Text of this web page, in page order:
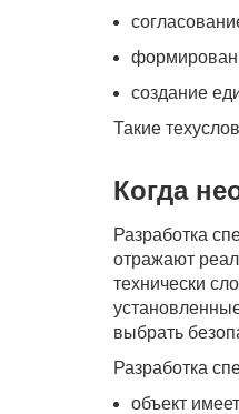
создание
Такие
Когда
Разработка
отражают
технически
выбрать
Разработка
объект